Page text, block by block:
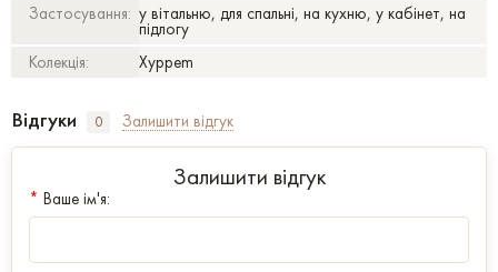
Застосування: у вітальню, для спальні, на кухню, у кабінет, на
підлогу
Колекція:
Xyppem
Відгуки 0 Залишити відгук
Залишити відгук
* Ваше ім'я: